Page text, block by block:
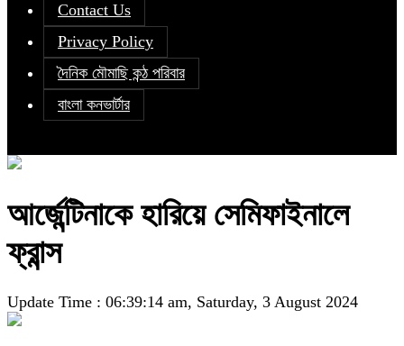
Contact Us
Privacy Policy
দৈনিক মৌমাছি কন্ঠ পরিবার
বাংলা কনভার্টার
আর্জেন্টিনাকে হারিয়ে সেমিফাইনালে
ফ্রান্স
Update Time : 06:39:14 am, Saturday, 3 August 2024